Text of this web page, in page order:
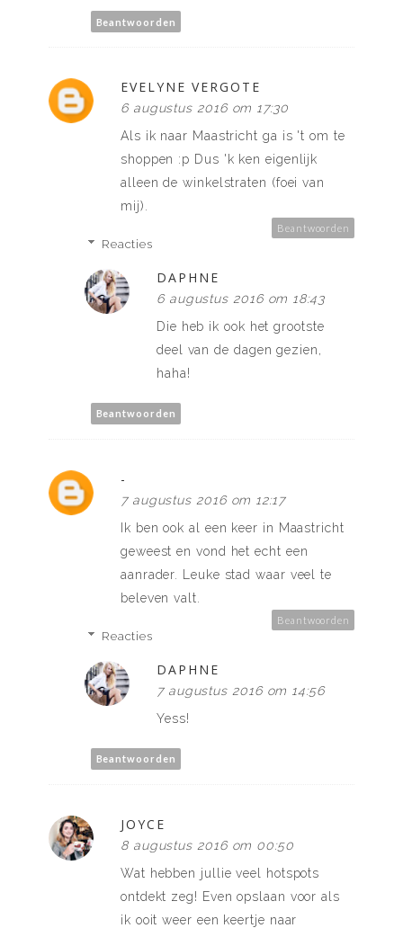
Beantwoorden
EVELYNE VERGOTE
6 augustus 2016 om 17:30
Als ik naar Maastricht ga is 't om te
shoppen :p Dus 'k ken eigenlijk
alleen de winkelstraten (foei van
mij).
Beantwoorden
Reacties
DAPHNE
6 augustus 2016 om 18:43
Die heb ik ook het grootste
deel van de dagen gezien,
haha!
Beantwoorden
-
7 augustus 2016 om 12:17
Ik ben ook al een keer in Maastricht
geweest en vond het echt een
aanrader. Leuke stad waar veel te
beleven valt.
Beantwoorden
Reacties
DAPHNE
7 augustus 2016 om 14:56
Yess!
Beantwoorden
JOYCE
8 augustus 2016 om 00:50
Wat hebben jullie veel hotspots
ontdekt zeg! Even opslaan voor als
ik ooit weer een keertje naar